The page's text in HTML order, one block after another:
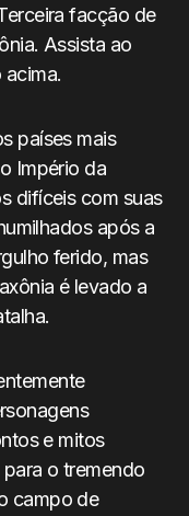
facção de
Assista ao
países mais
Império da
difíceis com suas
após a
ferido, mas
é levado a
e mitos
o tremendo
campo de